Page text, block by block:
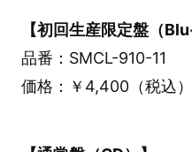
【初回生産限定盤（
品番：SMCL-910-11
価格：￥4,400（税込）